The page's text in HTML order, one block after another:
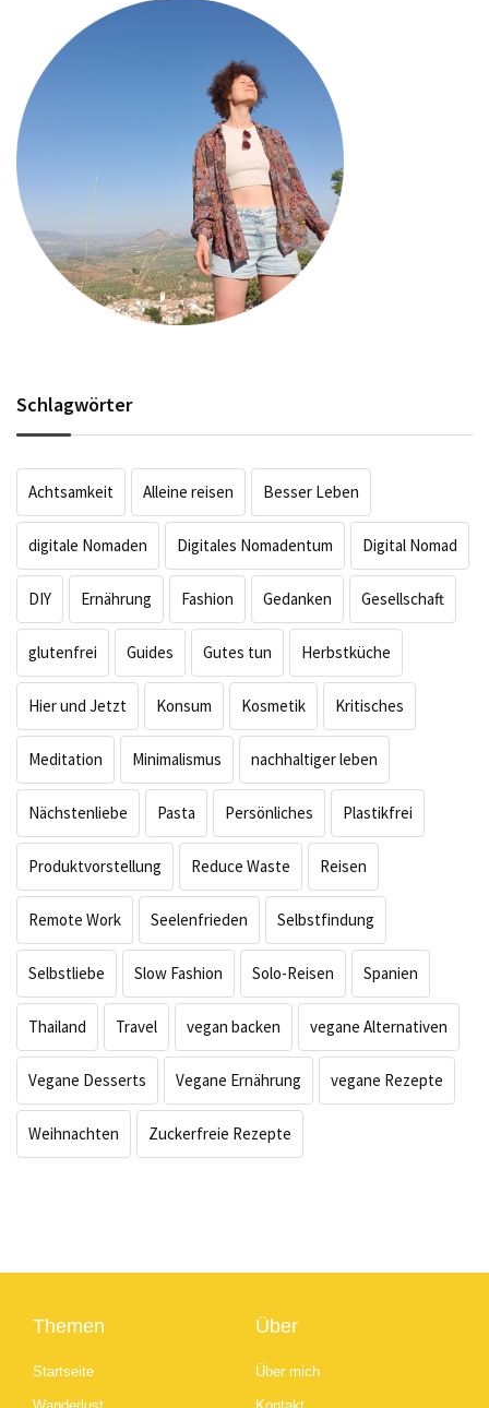
Schlagwörter
Achtsamkeit Alleine reisen Besser Leben
digitale Nomaden Digitales Nomadentum Digital Nomad
DIY Ernährung Fashion Gedanken Gesellschaft
glutenfrei Guides Gutes tun Herbstküche
Hier und Jetzt Konsum Kosmetik Kritisches
Meditation Minimalismus nachhaltiger leben
Nächstenliebe Pasta Persönliches Plastikfrei
Produktvorstellung Reduce Waste Reisen
Remote Work Seelenfrieden Selbstfindung
Selbstliebe Slow Fashion Solo-Reisen Spanien
Thailand Travel vegan backen vegane Alternativen
Vegane Desserts Vegane Ernährung vegane Rezepte
Weihnachten Zuckerfreie Rezepte
Themen
Startseite
Über
Über mich